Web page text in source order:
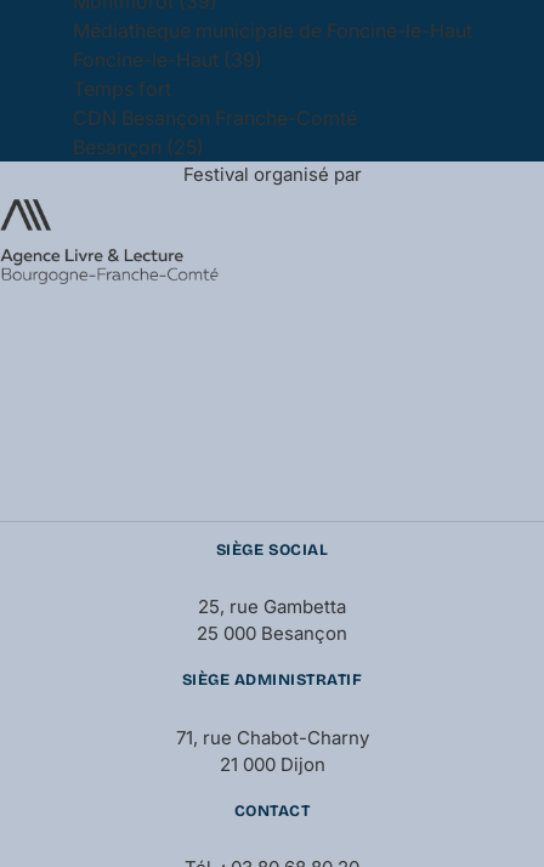
Médiathèque municipale de Foncine-le-Haut
Foncine-le-Haut (39)
Temps fort
CDN Besançon Franche-Comté
Besançon (25)
Festival organisé par
SIÈGE SOCIAL
25, rue Gambetta
25 000 Besançon
SIÈGE ADMINISTRATIF
71, rue Chabot-Charny
21 000 Dijon
CONTACT